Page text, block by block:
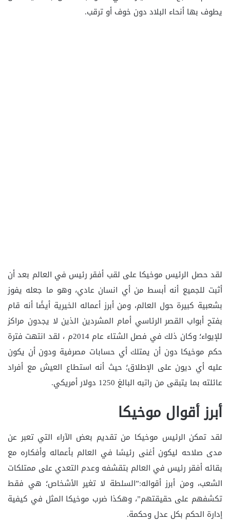
يطوف بها أنحاء البلاد دون خوف أو ترقب.
لقد حصل الرئيس موخيكا على لقب أفقر رئيس في العالم بعد أن
أثبت للجميع أنه أبسط من أي انسان عادي، وهو ما جعله يفوز
بشعبية كبيرة حول العالم، ومن أبرز أعماله الخيرية أيضًا أنه قام
بفتح أبواب القصر الرئاسي أمام المشردين الذين لا يجدون مراكز
للإيواء؛ وكان ذلك في فصل الشتاء عام 2014م ، لقد انتهت فترة
حكم موخيكا دون أن يمتلك أي حسابات مصرفية ودون أن يكون
عليه أي ديون على الإطلاق؛ حيث أنه استطاع العيش مع أفراد
عائلته بما يتبقى من راتبه البالغ 1250 دولار أمريكي.
أبرز أقوال موخيكا
لقد تمكن الرئيس موخيكا من تقديم بعض الآراء التي تعبر عن
مدى صلاحه ليكون أغنى رئيسًا في العالم بأعماله وأفكاره مع
بقائه أفقر رئيس في العالم بتقشفه وعدم التعدي على ممتلكات
الشعب، ومن أبرز أقواله:”السلطة لا تغير الأشخاص؛ هي فقط
تكشفهم على حقيقتهم”، وهكذا ضرب موخيكا المثل في كيفية
إدارة الحكم بكل عدل وحكمة.